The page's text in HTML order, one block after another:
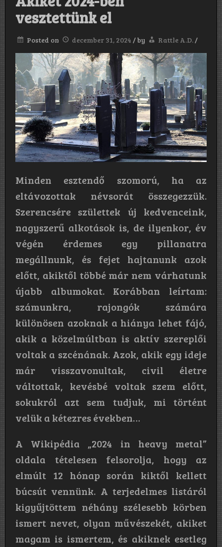
vesztettünk el
Posted on december 31, 2024 /by Rattle A.D./
Minden esztendő szomorú, ha az
eltávozottak névsorát összegezzük.
Szerencsére születtek új kedvenceink,
nagyszerű alkotások is, de ilyenkor, év
végén érdemes egy pillanatra
megállnunk, és fejet hajtanunk azok
előtt, akiktől többé már nem várhatunk
újabb albumokat. Korábban leírtam:
számunkra, rajongók számára
különösen azoknak a hiánya lehet fájó,
akik a közelmúltban is aktív szereplői
voltak a szcénának. Azok, akik egy ideje
már visszavonultak, civil életre
váltottak, kevésbé voltak szem előtt,
sokukról azt sem tudjuk, mi történt
velük a kétezres években…
A Wikipédia „2024 in heavy metal”
oldala tételesen felsorolja, hogy az
elmúlt 12 hónap során kiktől kellett
búcsút vennünk. A terjedelmes listáról
kigyűjtöttem néhány szélesebb körben
ismert nevet, olyan művészekét, akiket
magam is ismertem, és akiknek esetleg